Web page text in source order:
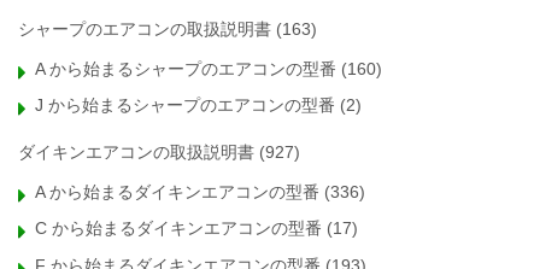
シャープのエアコンの取扱説明書 (163)
A から始まるシャープのエアコンの型番 (160)
J から始まるシャープのエアコンの型番 (2)
ダイキンエアコンの取扱説明書 (927)
A から始まるダイキンエアコンの型番 (336)
C から始まるダイキンエアコンの型番 (17)
F から始まるダイキンエアコンの型番 (193)